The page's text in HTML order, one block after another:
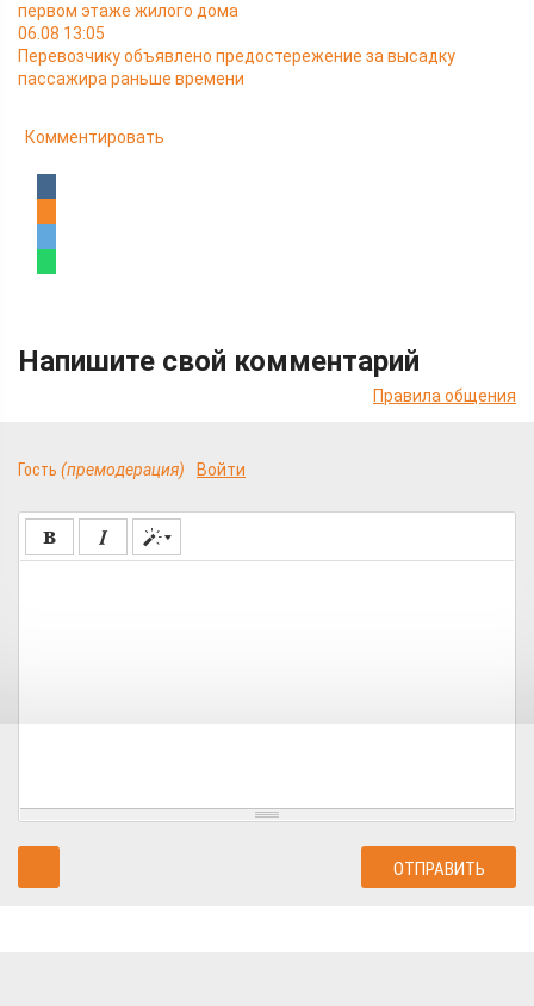
первом этаже жилого дома
06.08 13:05
Перевозчику объявлено предостережение за высадку
пассажира раньше времени
Комментировать
Напишите свой комментарий
Правила общения
Гость (премодерация) Войти